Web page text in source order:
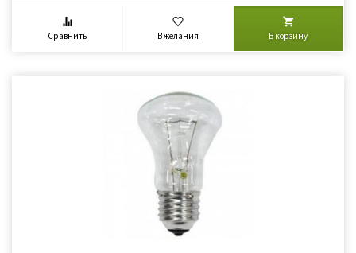
Сравнить В желания В корзину